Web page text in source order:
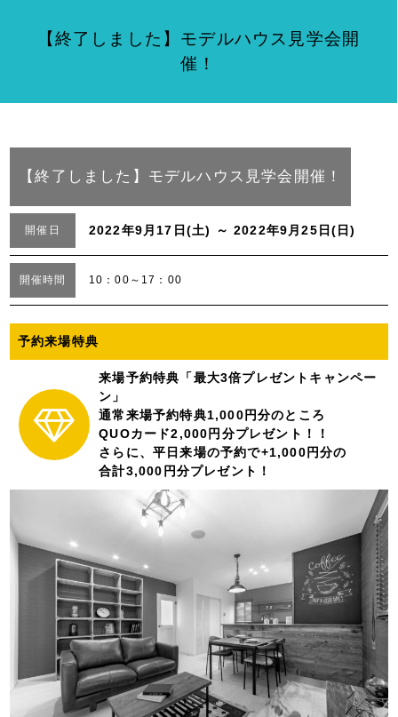
【終了しました】モデルハウス見学会開
催！
【終了しました】モデルハウス見学会開催！
開催日 2022年9月17日(土) ～ 2022年9月25日(日)
開催時間 10：00～17：00
予約来場特典
来場予約特典「最大3倍プレゼントキャンペー
ン」
通常来場予約特典1,000円分のところ
QUOカード2,000円分プレゼント！！
さらに、平日来場の予約で+1,000円分の
合計3,000円分プレゼント！